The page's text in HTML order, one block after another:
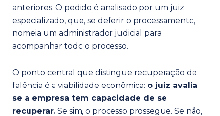
anteriores. O pedido é analisado por um juiz
especializado, que, se deferir o processamento,
nomeia um administrador judicial para
acompanhar todo o processo.
O ponto central que distingue recuperação de
falência é a viabilidade econômica: o juiz avalia
se a empresa tem capacidade de se
recuperar. Se sim, o processo prossegue. Se não,